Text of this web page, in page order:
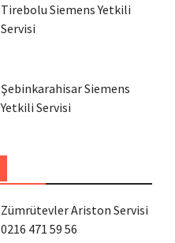
Tirebolu Siemens Yetkili
Servisi
Şebinkarahisar Siemens
Yetkili Servisi
Zümrütevler Ariston Servisi
0216 471 59 56